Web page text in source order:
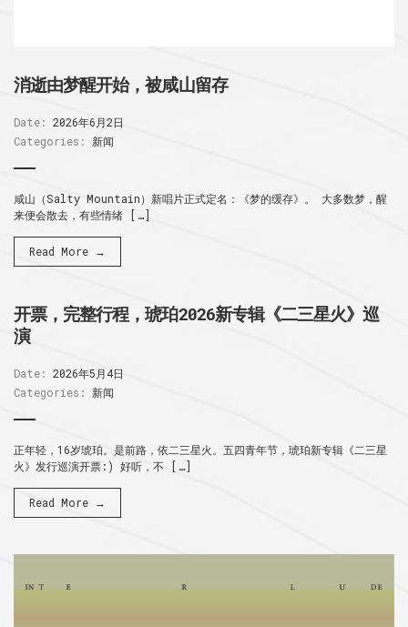
消逝由梦醒开始，被咸山留存
Date: 2026年6月2日
Categories:
新闻
咸山（Salty Mountain）新唱片正式定名：《梦的缓存》。 大多数梦，醒
来便会散去，有些情绪 […]
Read More →
开票，完整行程，琥珀2026新专辑《二三星火》巡
演
Date: 2026年5月4日
Categories:
新闻
正年轻，16岁琥珀。是前路，依二三星火。五四青年节，琥珀新专辑《二三星
火》发行巡演开票:) 好听，不 […]
Read More →